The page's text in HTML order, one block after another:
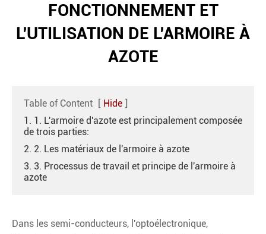
FONCTIONNEMENT ET
L'UTILISATION DE L'ARMOIRE À
AZOTE
Table of Content [ Hide ]
1. 1. L'armoire d'azote est principalement composée
de trois parties:
2. 2. Les matériaux de l'armoire à azote
3. 3. Processus de travail et principe de l'armoire à
azote
Dans les semi-conducteurs, l'optoélectronique,